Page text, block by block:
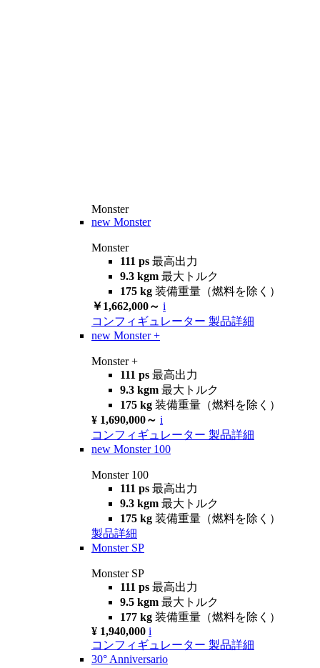
Monster
new Monster
Monster
111 ps 最高出力
9.3 kgm 最大トルク
175 kg 装備重量（燃料を除く）
￥1,662,000～ i
コンフィギュレーター 製品詳細
new Monster +
Monster +
111 ps 最高出力
9.3 kgm 最大トルク
175 kg 装備重量（燃料を除く）
¥ 1,690,000～ i
コンフィギュレーター 製品詳細
new Monster 100
Monster 100
111 ps 最高出力
9.3 kgm 最大トルク
175 kg 装備重量（燃料を除く）
製品詳細
Monster SP
Monster SP
111 ps 最高出力
9.5 kgm 最大トルク
177 kg 装備重量（燃料を除く）
¥ 1,940,000 i
コンフィギュレーター 製品詳細
30° Anniversario